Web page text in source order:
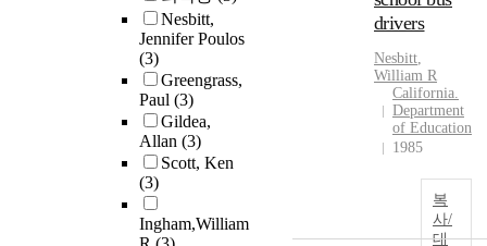
Nesbitt,
Jennifer Poulos
(3)
Greengrass,
Paul (3)
Gildea,
Allan (3)
Scott, Ken
(3)
Ingham,William
drivers
Nesbitt,
William R
California.
Department
of Education
1985
복
사/
대